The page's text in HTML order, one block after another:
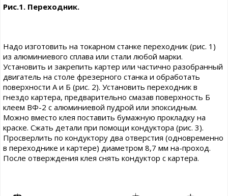
Рис.1. Переходник.
Надо изготовить на токарном станке переходник (рис. 1)
из алюминиевого сплава или стали любой марки.
Установить и закрепить картер или частично разобранный
двигатель на столе фрезерного станка и обработать
поверхности А и Б (рис. 2). Установить переходник в
гнездо картера, предварительно смазав поверхность Б
клеем ВФ-2 с алюминиевой пудрой или эпоксидным.
Можно вместо клея поставить бумажную прокладку на
краске. Сжать детали при помощи кондуктора (рис. 3).
Просверлить по кондуктору два отверстия (одновременно
в переходнике и картере) диаметром 8,7 мм на-проход.
После отверждения клея снять кондуктор с картера.